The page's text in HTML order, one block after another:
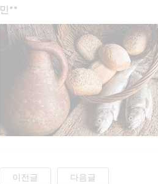
민**
다음글
이전글